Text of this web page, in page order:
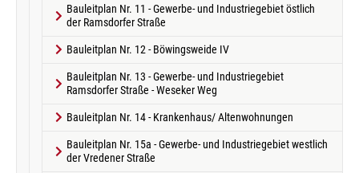
Bauleitplan Nr. 11 - Gewerbe- und Industriegebiet östlich
der Ramsdorfer Straße
Bauleitplan Nr. 12 - Böwingsweide IV
Bauleitplan Nr. 13 - Gewerbe- und Industriegebiet
Ramsdorfer Straße - Weseker Weg
Bauleitplan Nr. 14 - Krankenhaus/ Altenwohnungen
Bauleitplan Nr. 15a - Gewerbe- und Industriegebiet westlich
der Vredener Straße